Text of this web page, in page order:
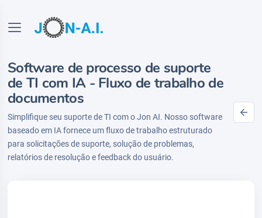
Software de processo de suporte
de TI com IA - Fluxo de trabalho de
documentos
Simplifique seu suporte de TI com o Jon AI. Nosso software
baseado em IA fornece um fluxo de trabalho estruturado
para solicitações de suporte, solução de problemas,
relatórios de resolução e feedback do usuário.